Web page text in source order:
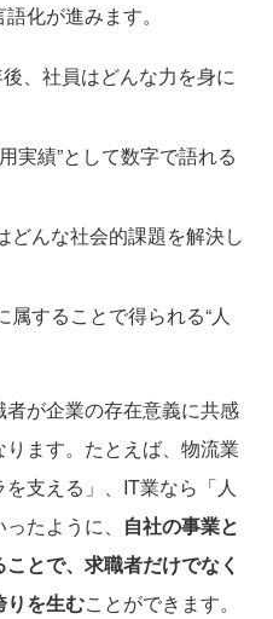
化が進みます。
後、社員はどんな力を身に
実績”として数字で語れる
どんな社会的課題を解決し
属することで得られる“人
が企業の存在意義に共感
ます。たとえば、物流業
支える」、IT業なら「人
たように、 自社の事業と
とで、求職者だけでなく
りを生むことができます。